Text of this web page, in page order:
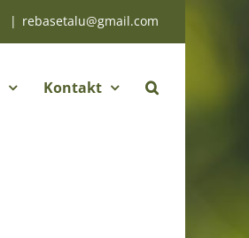
| rebasetalu@gmail.com
Kontakt